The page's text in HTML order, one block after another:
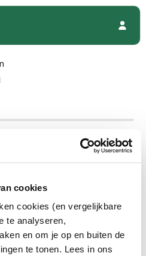
cookies
cookies (en vergelijkbare
te analyseren,
en om je op en buiten de
te tonen. Lees in ons
hoe jij deze korting kan
en mediterrane smaken